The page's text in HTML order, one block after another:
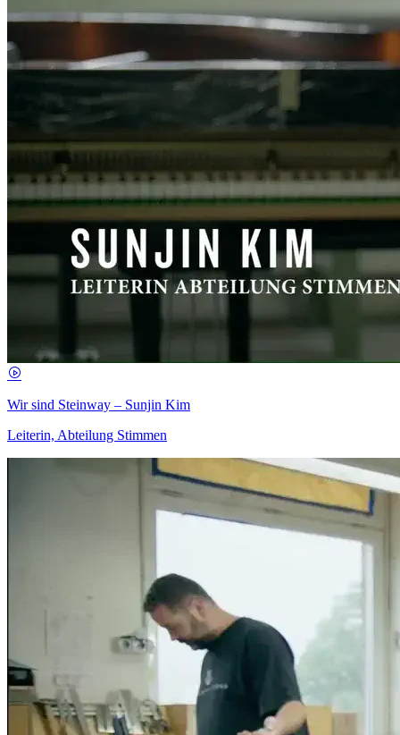
Wir sind Steinway – Sunjin Kim
Leiterin, Abteilung Stimmen